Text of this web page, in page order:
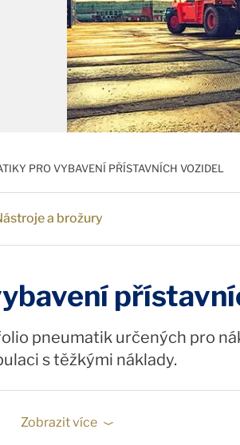
PRO VYBAVENÍ PŘÍSTAVNÍCH VOZIDEL
a brožury
pneumatik určených pro
s těžkými náklady.
Zobrazit více